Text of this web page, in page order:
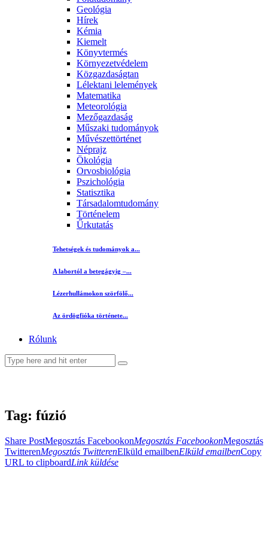
Geológia
Hírek
Kémia
Kiemelt
Könyvtermés
Környezetvédelem
Közgazdaságtan
Lélektani lelemények
Matematika
Meteorológia
Mezőgazdaság
Műszaki tudományok
Művészettörténet
Néprajz
Ökológia
Orvosbiológia
Pszichológia
Statisztika
Társadalomtudomány
Történelem
Űrkutatás
Tehetségek és tudományok a...
A labortól a betegágyig –...
Lézerhullámokon szörfölő...
Az ördögfióka története...
Rólunk
Tag: fúzió
Share PostMegosztás FacebookonMegosztás FacebookonMegosztás
TwitterenMegosztás TwitterenElküld emailbenElküld emailbenCopy
URL to clipboardLink küldése